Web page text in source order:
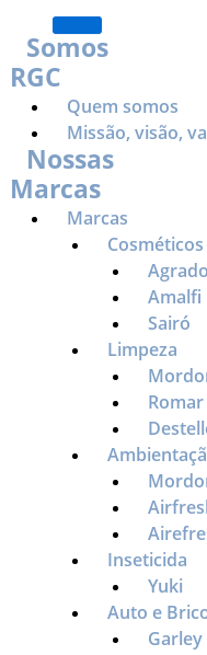
Somos
RGC
Quem somos
Missão, visão,
Nossas
Marcas
Marcas
Amalfi
Sairó
Limpeza
Romar
Inseticida
Yuki
Auto e
Garley